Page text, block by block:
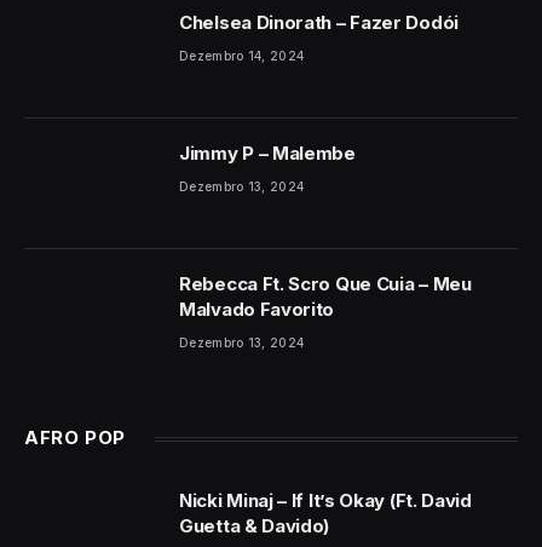
Chelsea Dinorath – Fazer Dodói
Dezembro 14, 2024
Jimmy P – Malembe
Dezembro 13, 2024
Rebecca Ft. Scro Que Cuia – Meu
Malvado Favorito
Dezembro 13, 2024
AFRO POP
Nicki Minaj – If It’s Okay (Ft. David
Guetta & Davido)